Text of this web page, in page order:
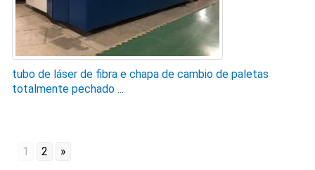
tubo de láser de fibra e chapa de cambio de paletas
totalmente pechado ...
1 2 »